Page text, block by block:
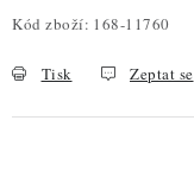
Kód zboží: 168-11760
Tisk Zeptat se